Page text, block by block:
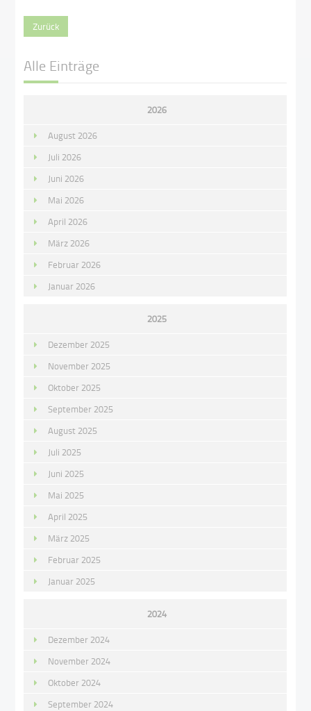
Zurück
Alle Einträge
2026
August 2026
Juli 2026
Juni 2026
Mai 2026
April 2026
März 2026
Februar 2026
Januar 2026
2025
Dezember 2025
November 2025
Oktober 2025
September 2025
August 2025
Juli 2025
Juni 2025
Mai 2025
April 2025
März 2025
Februar 2025
Januar 2025
2024
Dezember 2024
November 2024
Oktober 2024
September 2024